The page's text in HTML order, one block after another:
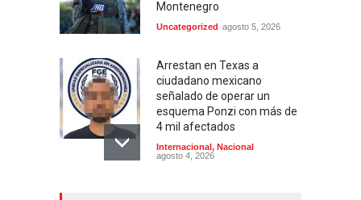
Montenegro
Uncategorized agosto 5, 2026
Arrestan en Texas a
ciudadano mexicano
señalado de operar un
esquema Ponzi con más de
4 mil afectados
Internacional, Nacional
agosto 4, 2026